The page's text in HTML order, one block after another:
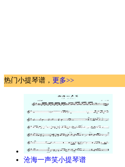
热门小提琴谱， 更多>>
沧海一声笑小提琴谱